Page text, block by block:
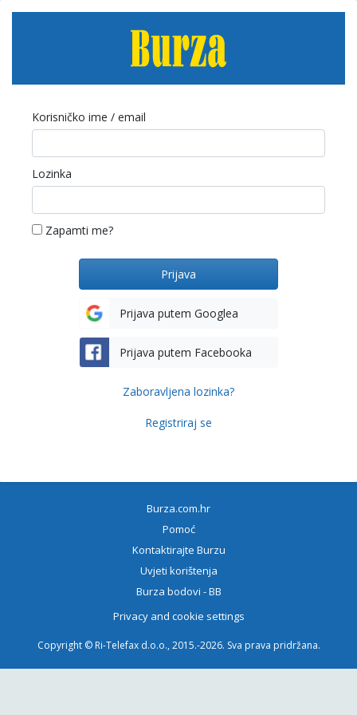
Korisničko ime / email
Lozinka
Zapamti me?
Prijava putem Googlea
Prijava putem Facebooka
Zaboravljena lozinka?
Registriraj se
Burza.com.hr
Pomoć
Kontaktirajte Burzu
Uvjeti korištenja
Burza bodovi - BB
Privacy and cookie settings
Copyright © Ri-Telefax d.o.o., 2015.-2026. Sva prava pridržana.